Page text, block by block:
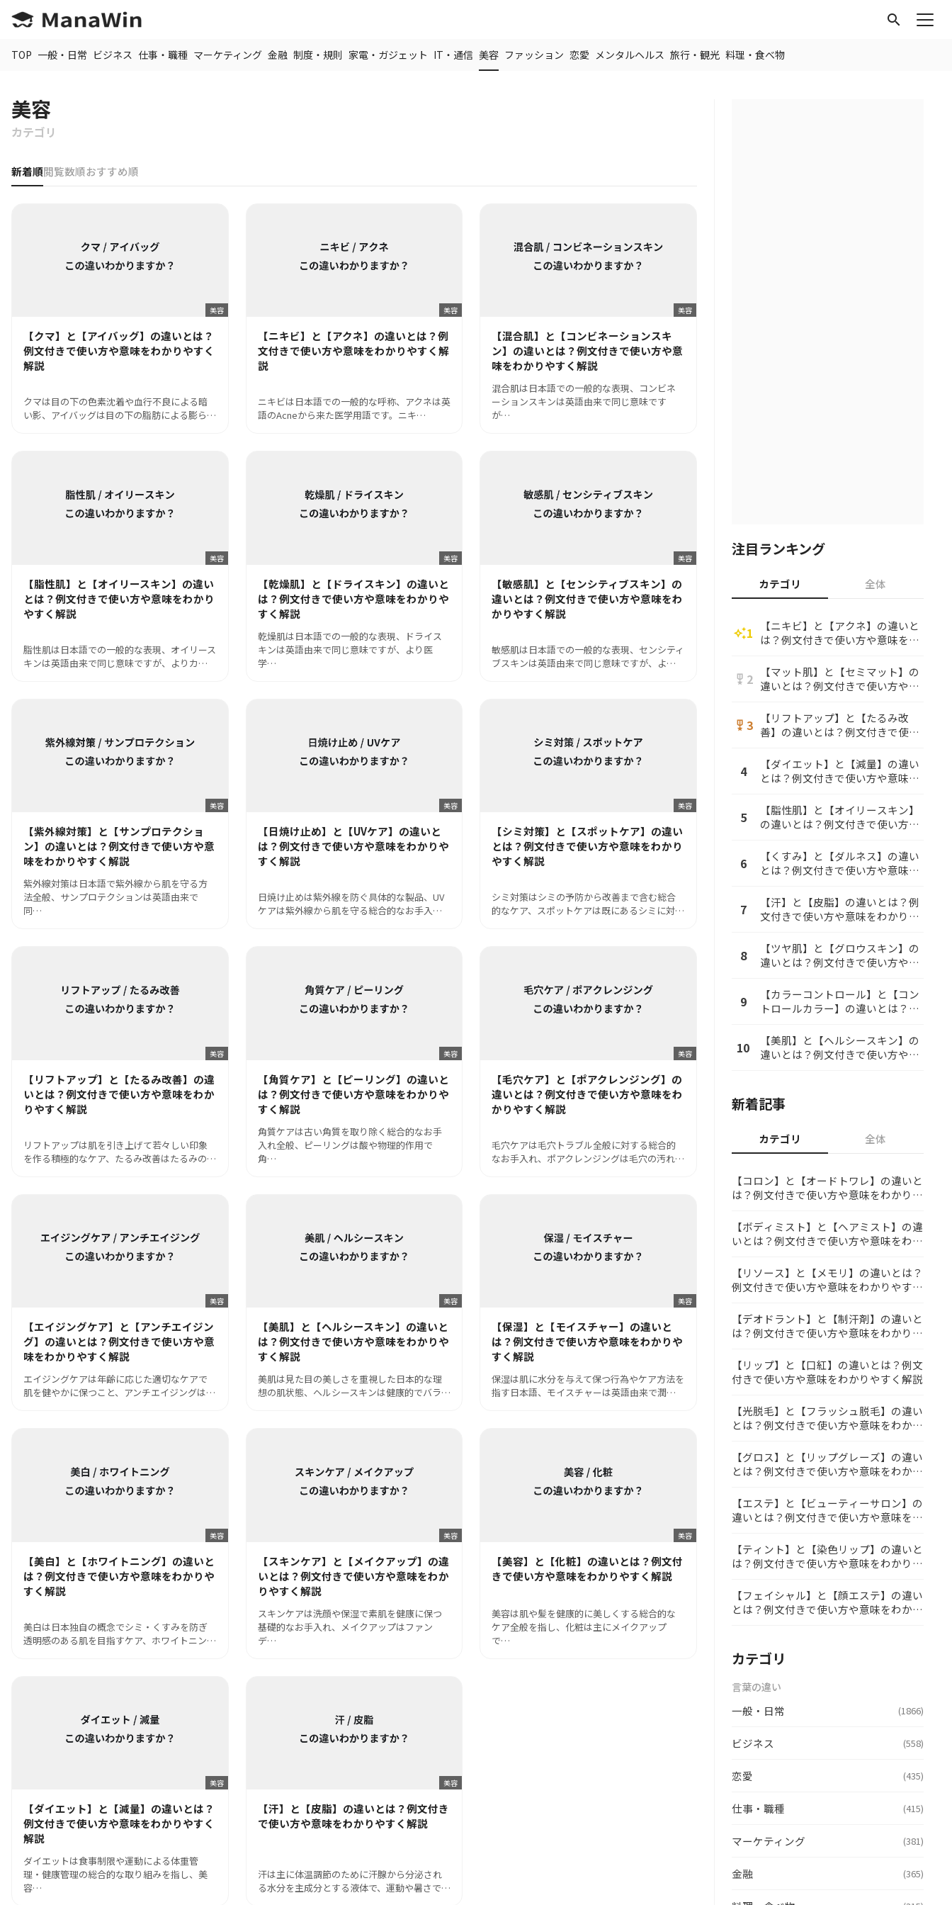
search
TOP 一般・日常 ビジネス 仕事・職種 マーケティング 金融 制度・規則 家電・ガジェット IT・通信 美容 ファッション 恋愛 メンタルヘルス 旅行・観光 料理・食べ物
美容
カテゴリ
新着順閲覧数順おすすめ順
美容
【クマ】と【アイバッグ】の違いとは？
例文付きで使い方や意味をわかりやすく
解説
クマは目の下の色素沈着や血行不良による暗
い影、アイバッグは目の下の脂肪による膨ら…
美容
【ニキビ】と【アクネ】の違いとは？例
文付きで使い方や意味をわかりやすく解
説
ニキビは日本語での一般的な呼称、アクネは英
語のAcneから来た医学用語です。ニキ…
美容
【混合肌】と【コンビネーションスキ
ン】の違いとは？例文付きで使い方や意
味をわかりやすく解説
混合肌は日本語での一般的な表現、コンビネ
ーションスキンは英語由来で同じ意味です
が…
美容
【脂性肌】と【オイリースキン】の違い
とは？例文付きで使い方や意味をわかり
やすく解説
脂性肌は日本語での一般的な表現、オイリース
キンは英語由来で同じ意味ですが、よりカ…
美容
【乾燥肌】と【ドライスキン】の違いと
は？例文付きで使い方や意味をわかりや
すく解説
乾燥肌は日本語での一般的な表現、ドライス
キンは英語由来で同じ意味ですが、より医
学…
美容
【敏感肌】と【センシティブスキン】の
違いとは？例文付きで使い方や意味をわ
かりやすく解説
敏感肌は日本語での一般的な表現、センシティ
ブスキンは英語由来で同じ意味ですが、よ…
美容
【紫外線対策】と【サンプロテクショ
ン】の違いとは？例文付きで使い方や意
味をわかりやすく解説
紫外線対策は日本語で紫外線から肌を守る方
法全般、サンプロテクションは英語由来で
同…
美容
【日焼け止め】と【UVケア】の違いと
は？例文付きで使い方や意味をわかりや
すく解説
日焼け止めは紫外線を防ぐ具体的な製品、UV
ケアは紫外線から肌を守る総合的なお手入…
美容
【シミ対策】と【スポットケア】の違い
とは？例文付きで使い方や意味をわかり
やすく解説
シミ対策はシミの予防から改善まで含む総合
的なケア、スポットケアは既にあるシミに対…
美容
【リフトアップ】と【たるみ改善】の違
いとは？例文付きで使い方や意味をわか
りやすく解説
リフトアップは肌を引き上げて若々しい印象
を作る積極的なケア、たるみ改善はたるみの…
美容
【角質ケア】と【ピーリング】の違いと
は？例文付きで使い方や意味をわかりや
すく解説
角質ケアは古い角質を取り除く総合的なお手
入れ全般、ピーリングは酸や物理的作用で
角…
美容
【毛穴ケア】と【ポアクレンジング】の
違いとは？例文付きで使い方や意味をわ
かりやすく解説
毛穴ケアは毛穴トラブル全般に対する総合的
なお手入れ、ポアクレンジングは毛穴の汚れ…
美容
【エイジングケア】と【アンチエイジン
グ】の違いとは？例文付きで使い方や意
味をわかりやすく解説
エイジングケアは年齢に応じた適切なケアで
肌を健やかに保つこと、アンチエイジングは…
美容
【美肌】と【ヘルシースキン】の違いと
は？例文付きで使い方や意味をわかりや
すく解説
美肌は見た目の美しさを重視した日本的な理
想の肌状態、ヘルシースキンは健康的でバラ…
美容
【保湿】と【モイスチャー】の違いと
は？例文付きで使い方や意味をわかりや
すく解説
保湿は肌に水分を与えて保つ行為やケア方法を
指す日本語、モイスチャーは英語由来で潤…
美容
【美白】と【ホワイトニング】の違いと
は？例文付きで使い方や意味をわかりや
すく解説
美白は日本独自の概念でシミ・くすみを防ぎ
透明感のある肌を目指すケア、ホワイトニン…
美容
【スキンケア】と【メイクアップ】の違
いとは？例文付きで使い方や意味をわか
りやすく解説
スキンケアは洗顔や保湿で素肌を健康に保つ
基礎的なお手入れ、メイクアップはファン
デ…
美容
【美容】と【化粧】の違いとは？例文付
きで使い方や意味をわかりやすく解説
美容は肌や髪を健康的に美しくする総合的な
ケア全般を指し、化粧は主にメイクアップ
で…
美容
【ダイエット】と【減量】の違いとは？
例文付きで使い方や意味をわかりやすく
解説
ダイエットは食事制限や運動による体重管
理・健康管理の総合的な取り組みを指し、美
容…
美容
【汗】と【皮脂】の違いとは？例文付き
で使い方や意味をわかりやすく解説
汗は主に体温調節のために汗腺から分泌され
る水分を主成分とする液体で、運動や暑さで…
注目ランキング
カテゴリ 全体
auto_awesome1
【ニキビ】と【アクネ】の違いと
は？例文付きで使い方や意味をわ
military_tech 2
【マット肌】と【セミマット】の
違いとは？例文付きで使い方や意
military_tech 3
【リフトアップ】と【たるみ改
善】の違いとは？例文付きで使い
4
【ダイエット】と【減量】の違い
とは？例文付きで使い方や意味を
5
【脂性肌】と【オイリースキン】
の違いとは？例文付きで使い方や
6
【くすみ】と【ダルネス】の違い
とは？例文付きで使い方や意味を
7
【汗】と【皮脂】の違いとは？例
文付きで使い方や意味をわかりや
8
【ツヤ肌】と【グロウスキン】の
違いとは？例文付きで使い方や意
9
【カラーコントロール】と【コン
トロールカラー】の違いとは？例
すく解説
10
【美肌】と【ヘルシースキン】の
違いとは？例文付きで使い方や意
新着記事
カテゴリ 全体
【コロン】と【オードトワレ】の違いと
は？例文付きで使い方や意味をわかりや
【ボディミスト】と【ヘアミスト】の違
いとは？例文付きで使い方や意味をわか
【リソース】と【メモリ】の違いとは？
例文付きで使い方や意味をわかりやすく
【デオドラント】と【制汗剤】の違いと
は？例文付きで使い方や意味をわかりや
【リップ】と【口紅】の違いとは？例文
付きで使い方や意味をわかりやすく解説
【光脱毛】と【フラッシュ脱毛】の違い
とは？例文付きで使い方や意味をわかり
【グロス】と【リップグレーズ】の違い
とは？例文付きで使い方や意味をわかり
【エステ】と【ビューティーサロン】の
違いとは？例文付きで使い方や意味をわ
【ティント】と【染色リップ】の違いと
は？例文付きで使い方や意味をわかりや
【フェイシャル】と【顔エステ】の違い
とは？例文付きで使い方や意味をわかり
カテゴリ
言葉の違い
一般・日常 (1866)
ビジネス (558)
恋愛 (435)
仕事・職種 (415)
マーケティング (381)
金融 (365)